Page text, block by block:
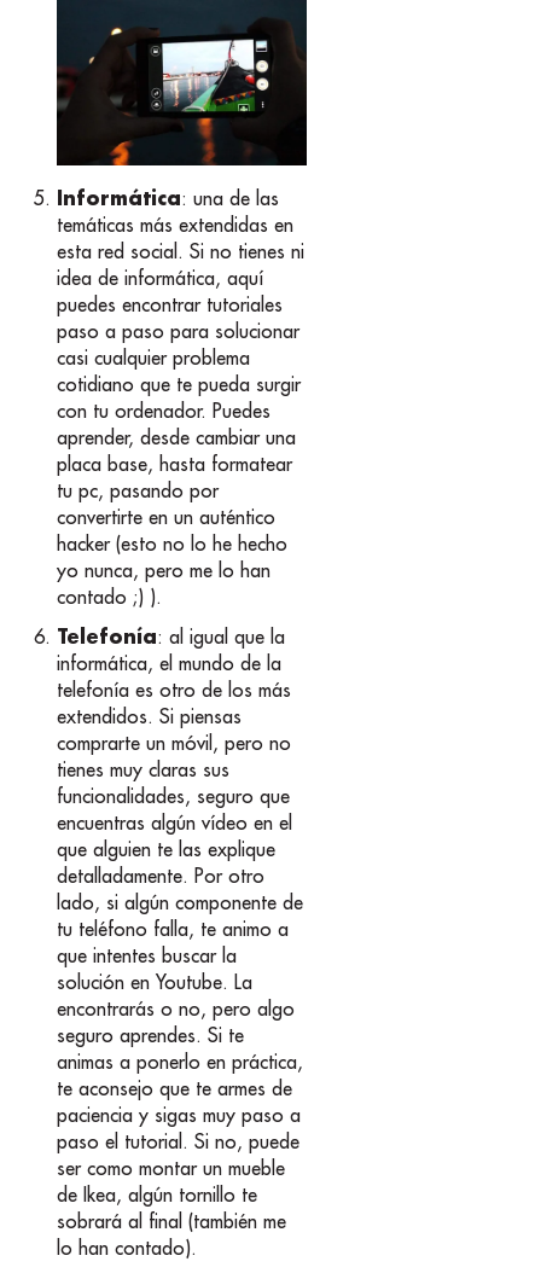
Informática: una de las
temáticas más extendidas en
esta red social. Si no tienes ni
idea de informática, aquí
puedes encontrar tutoriales
paso a paso para solucionar
casi cualquier problema
cotidiano que te pueda surgir
con tu ordenador. Puedes
aprender, desde cambiar una
placa base, hasta formatear
tu pc, pasando por
convertirte en un auténtico
hacker (esto no lo he hecho
yo nunca, pero me lo han
contado ;) ).
Telefonía: al igual que la
informática, el mundo de la
telefonía es otro de los más
extendidos. Si piensas
comprarte un móvil, pero no
tienes muy claras sus
funcionalidades, seguro que
encuentras algún vídeo en el
que alguien te las explique
detalladamente. Por otro
lado, si algún componente de
tu teléfono falla, te animo a
que intentes buscar la
solución en Youtube. La
encontrarás o no, pero algo
seguro aprendes. Si te
animas a ponerlo en práctica,
te aconsejo que te armes de
paciencia y sigas muy paso a
paso el tutorial. Si no, puede
ser como montar un mueble
de Ikea, algún tornillo te
sobrará al final (también me
lo han contado).